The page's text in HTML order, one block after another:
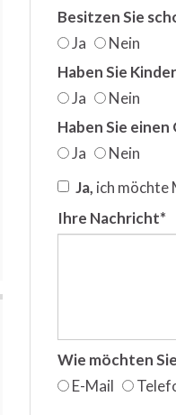
Besitzen Sie
Ja
Nein
Haben Sie
Ja
Nein
Haben Sie einen
Ja
Nein
Ja, ich möchte
Ihre Nachricht*
Wie möchten
E-Mail